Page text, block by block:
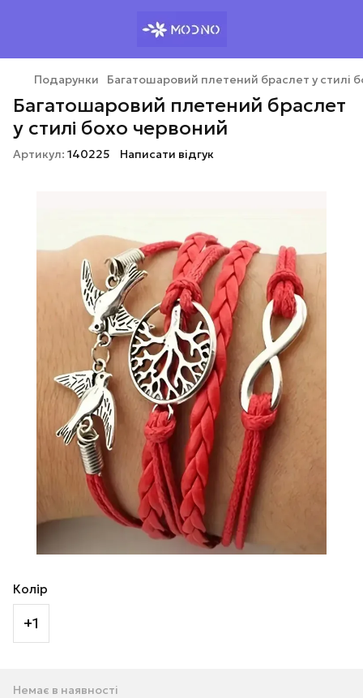
Подарунки Багатошаровий плетений браслет у стилі
Багатошаровий плетений браслет
у стилі бохо червоний
Артикул: 140225 Написати відгук
Колір
+1
Немає в наявності